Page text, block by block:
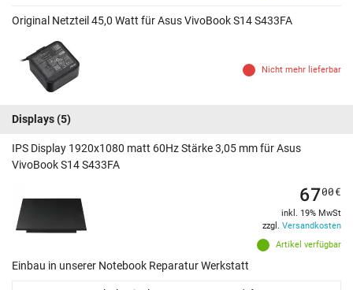
Original Netzteil 45,0 Watt für Asus VivoBook S14 S433FA
Nicht mehr lieferbar
Displays(5)
IPS Display 1920x1080 matt 60Hz Stärke 3,05 mm für Asus
VivoBook S14 S433FA
Artikel verfügbar
6700€
inkl. 19% MwSt
zzgl. Versandkosten
Einbau in unserer Notebook Reparatur Werkstatt